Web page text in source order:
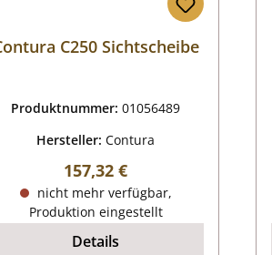
C250 Sichtscheibe
Produktnummer:01056489
Hersteller:Contura
Regulärer Preis:
157,32 €
nicht mehr verfügbar,
Produktion eingestellt
Details